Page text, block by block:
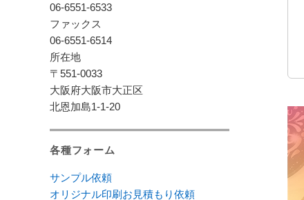
06-6551-6533
ファックス
06-6551-6514
所在地
〒551-0033
大阪府大阪市大正区
北恩加島1-1-20
各種フォーム
サンプル依頼
オリジナル印刷お見積もり依頼